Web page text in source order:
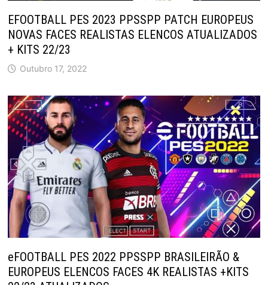
EFOOTBALL PES 2023 PPSSPP PATCH EUROPEUS
NOVAS FACES REALISTAS ELENCOS ATUALIZADOS
+ KITS 22/23
Outubro 17, 2022
eFOOTBALL PES 2022 PPSSPP BRASILEIRÃO &
EUROPEUS ELENCOS FACES 4K REALISTAS +KITS